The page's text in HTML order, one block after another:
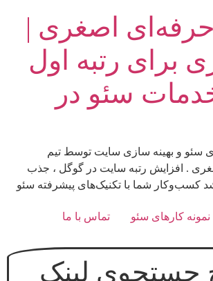
اصغری |
برای رتبه اول
سئو در
سئو و بهینه سازی سایت توسط تیم
. افزایش رتبه سایت در گوگل ، جذب
کسب‌وکار شما با تکنیک‌های پیشرفته سئو
نمونه کارهای سئو تماس با ما
جستجوی لینک